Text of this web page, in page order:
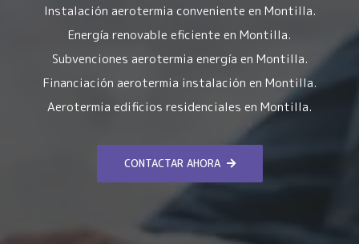
Instalación aerotermia conveniente en Montilla.
Energía renovable eficiente en Montilla.
Subvenciones aerotermia energía en Montilla.
Financiación aerotermia instalación en Montilla.
Aerotermia edificios residenciales en Montilla.
CONTACTAR AHORA